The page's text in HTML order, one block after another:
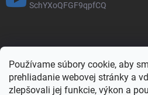
Používame súbory cookie, aby
prehliadanie webovej stránky a
zlepšovali jej funkcie, výkon a
SchYXoQFGF9qpfCQ